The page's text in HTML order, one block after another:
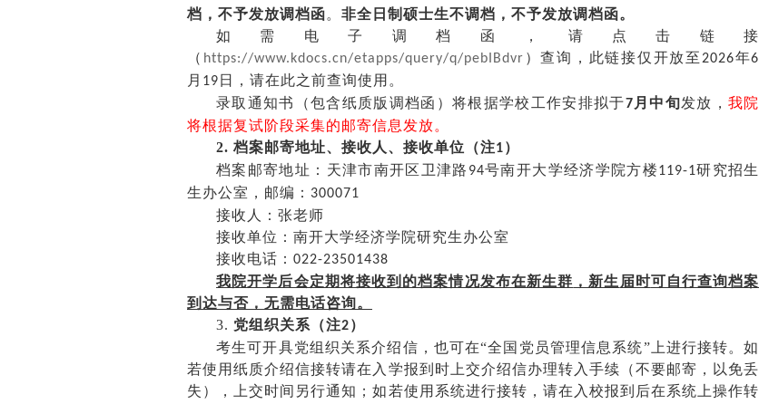
档 ，不予发放调档函。非全日制硕士生不调档，不予发放调档函。
如 需电子调档函，请点击链接
（ https://www.kdocs.cn/etapps/query/q/pebIBdvr ）查询，此链接仅开放至2026年6
月 19 日，请在此之前查询使用 。
录取通知书（包含纸质版调档函）将根据学校工作安排拟于7 月中旬发放，我院
将根据复试阶段采集的邮寄信息 发放。
2.档案邮寄地址、接收人、接收单位（注1）
档案邮寄地址： 天津市南开区卫津路 94号南开大学经济学院方楼119-1研究招生
生办公室，邮编： 300071
接收人：张老师
接收单位：南开大学经济学院研究生办公室
接收电话：022-23501438
我院开学后会定期将接收到的档案情况发布在新生群 ，新生 届时可自行查询档案
到达与否，无需电话咨询。
3. 党组织关系（注2）
考生可开具党组织关系介绍信，也可在“全国党员管理信息系统”上进行接转。如
若使用纸质介绍信接转请在入学报到时上交介绍信办理转入手续（不要邮寄，以免丢
失），上交时间另行通知；如若使用系统进行接转，请在入校报到后在系统上操作转